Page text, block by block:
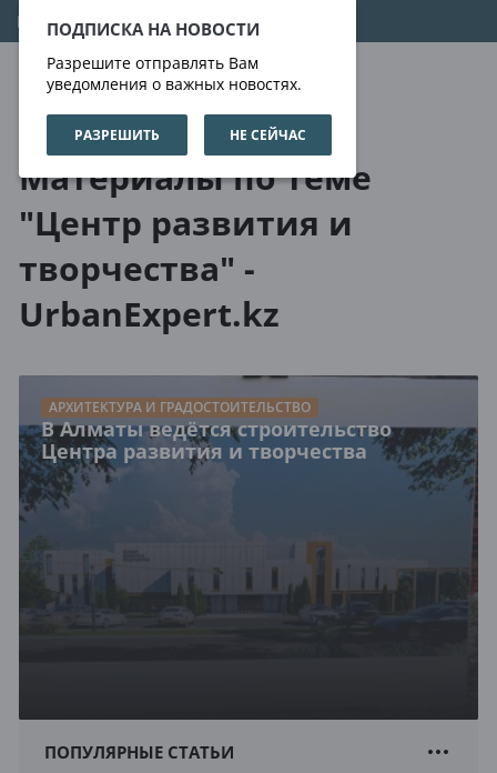
ПОДПИСКА НА НОВОСТИ
Разрешите отправлять Вам
уведомления о важных новостях.
РАЗРЕШИТЬ НЕ СЕЙЧАС
08.08.2026 08:58:13
О нас Метки
Материалы по теме
"Центр развития и
творчества" -
UrbanExpert.kz
АРХИТЕКТУРА И ГРАДОСТОИТЕЛЬСТВО
В Алматы ведётся строительство
Центра развития и творчества
ПОПУЛЯРНЫЕ СТАТЬИ